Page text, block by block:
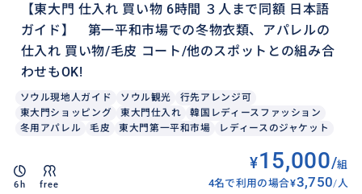
【東大門 仕入れ 買い物 6時間 ３人まで同額 日本語
ガイド】 第一平和市場での冬物衣類、アパレルの
仕入れ 買い物/毛皮 コート/他のスポットとの組み合
わせもOK!
ソウル現地人ガイド ソウル観光
行先アレンジ可
東大門ショッピング
東大門仕入れ
韓国レディースファッション
冬用アパレル
毛皮 東大門第一平和市場 レディースのジャケット
6h free
¥15,000/組
4名で利用の場合¥3,750/ 人